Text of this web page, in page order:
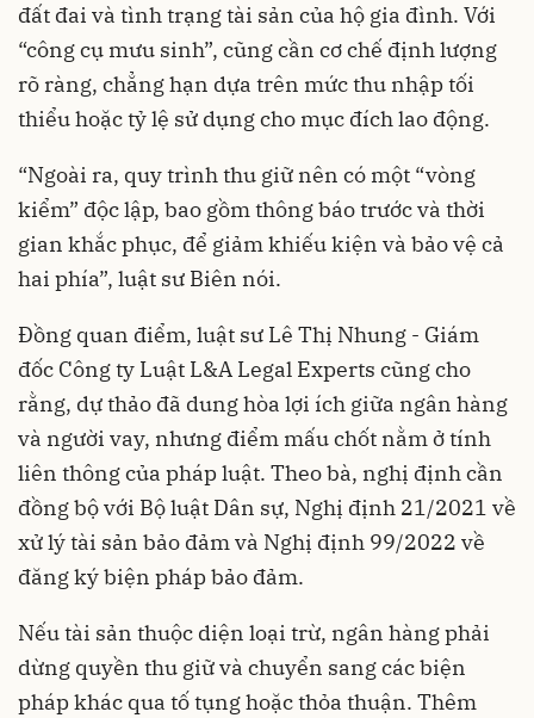
đất đai và tình trạng tài sản của hộ gia đình. Với
“công cụ mưu sinh”, cũng cần cơ chế định lượng
rõ ràng, chẳng hạn dựa trên mức thu nhập tối
thiểu hoặc tỷ lệ sử dụng cho mục đích lao động.
“Ngoài ra, quy trình thu giữ nên có một “vòng
kiểm” độc lập, bao gồm thông báo trước và thời
gian khắc phục, để giảm khiếu kiện và bảo vệ cả
hai phía”, luật sư Biên nói.
Đồng quan điểm, luật sư Lê Thị Nhung - Giám
đốc Công ty Luật L&A Legal Experts cũng cho
rằng, dự thảo đã dung hòa lợi ích giữa ngân hàng
và người vay, nhưng điểm mấu chốt nằm ở tính
liên thông của pháp luật. Theo bà, nghị định cần
đồng bộ với Bộ luật Dân sự, Nghị định 21/2021 về
xử lý tài sản bảo đảm và Nghị định 99/2022 về
đăng ký biện pháp bảo đảm.
Nếu tài sản thuộc diện loại trừ, ngân hàng phải
dừng quyền thu giữ và chuyển sang các biện
pháp khác qua tố tụng hoặc thỏa thuận. Thêm